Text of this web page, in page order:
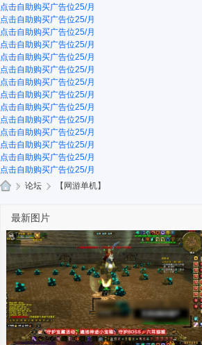
点击自助购买广告位25/月
点击自助购买广告位25/月
点击自助购买广告位25/月
点击自助购买广告位25/月
点击自助购买广告位25/月
点击自助购买广告位25/月
点击自助购买广告位25/月
点击自助购买广告位25/月
点击自助购买广告位25/月
点击自助购买广告位25/月
点击自助购买广告位25/月
点击自助购买广告位25/月
点击自助购买广告位25/月
点击自助购买广告位25/月
淘
宝
湾
» 论坛 › 【网游单机】
最新图片